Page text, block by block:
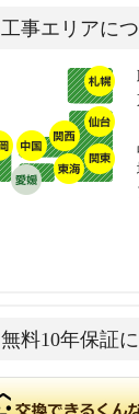
工事エリアに
無料10年保証